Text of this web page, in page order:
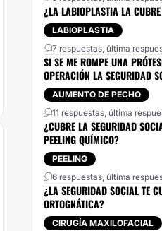
¿LA LABIOPLASTIA LA
LABIOPLASTIA
7 respuestas, última
SI SE ME ROMPE UNA
OPERACIÓN LA SEGURIDAD
AUMENTO DE PECHO
11 respuestas, última
¿CUBRE LA SEGURIDAD
PEELING QUÍMICO?
PEELING
6 respuestas, última
¿LA SEGURIDAD SOCIAL TE
ORTOGNÁTICA?
CIRUGÍA MAXILOFACIAL